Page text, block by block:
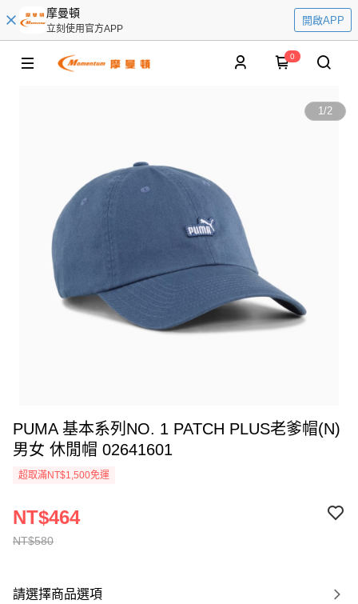
摩曼頓
立刻使用官方APP
開啟APP
0
1/2
PUMA 基本系列NO. 1 PATCH PLUS老爹帽(N)
男女 休閒帽 02641601
超取滿NT$1,500免運
NT$580
NT$464
請選擇商品選項